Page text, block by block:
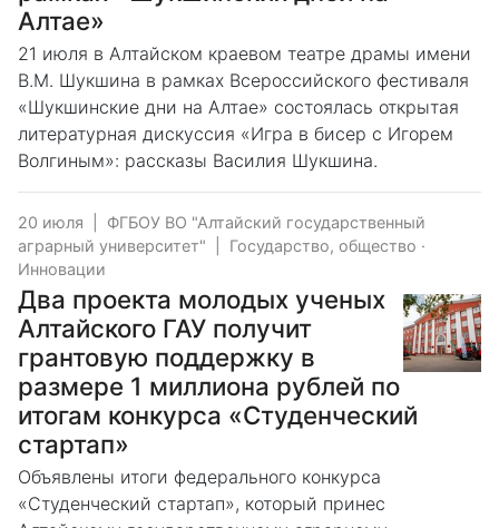
Алтае»
21 июля в Алтайском краевом театре драмы имени
В.М. Шукшина в рамках Всероссийского фестиваля
«Шукшинские дни на Алтае» состоялась открытая
литературная дискуссия «Игра в бисер с Игорем
Волгиным»: рассказы Василия Шукшина.
20 июля
ФГБОУ ВО "Алтайский государственный
аграрный университет"
Государство, общество ·
Инновации
Два проекта молодых ученых
Алтайского ГАУ получит
грантовую поддержку в
размере 1 миллиона рублей по
итогам конкурса «Студенческий
стартап»
Объявлены итоги федерального конкурса
«Студенческий стартап», который принес